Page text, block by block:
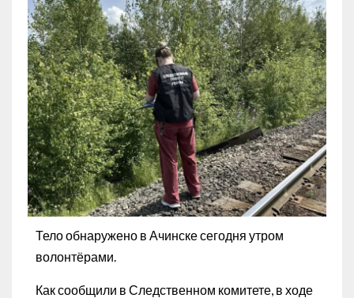
Тело обнаружено в Ачинске сегодня утром
волонтёрами.
Как сообщили в Следственном комитете, в ходе